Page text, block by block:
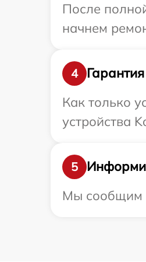
После
начнем
4
Гарантия
Как только
устройства
5
Мы сообщим